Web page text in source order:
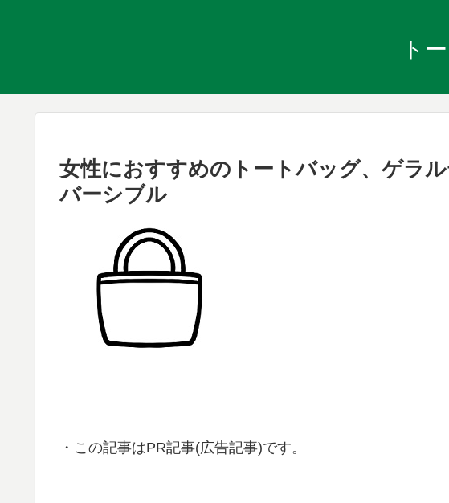
ト
女性におすすめのトートバッグ、ゲラ
バーシブル
・この記事はPR記事(広告記事)です。